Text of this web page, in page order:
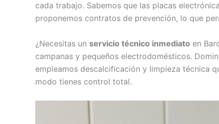
cada trabajo. Sabemos que las placas
proponemos contratos de prevención, lo que
¿Necesitas un servicio técnico inmediato en
campanas y pequeños electrodomésticos.
empleamos descalcificación y limpieza técnica
modo tienes control total.